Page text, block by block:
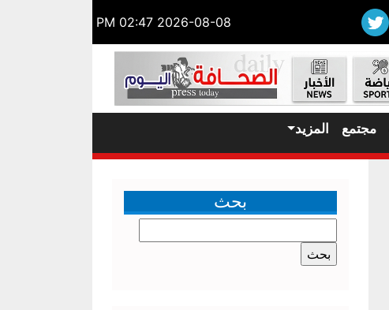
2026-08-08 02:47 PM
مجتمع المزيد
بحث
عن: